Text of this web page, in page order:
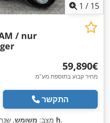
1 / 15
/ nur
‏59,890 ‏€
מחיר קבוע בתוספת מע"מ
התקשר
מצב: משומש, 1,459 h,